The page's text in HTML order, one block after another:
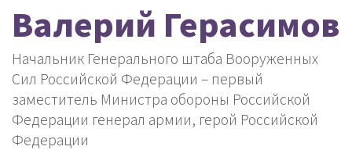
Валерий Герасимов
Начальник Генерального штаба Вооруженных
Сил Российской Федерации – первый
заместитель Министра обороны Российской
Федерации генерал армии, герой Российской
Федерации